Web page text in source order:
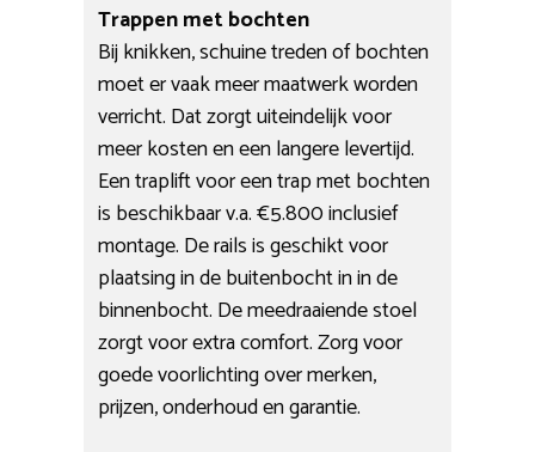
Trappen met bochten
Bij knikken, schuine treden of bochten
moet er vaak meer maatwerk worden
verricht. Dat zorgt uiteindelijk voor
meer kosten en een langere levertijd.
Een traplift voor een trap met bochten
is beschikbaar v.a. €5.800 inclusief
montage. De rails is geschikt voor
plaatsing in de buitenbocht in in de
binnenbocht. De meedraaiende stoel
zorgt voor extra comfort. Zorg voor
goede voorlichting over merken,
prijzen, onderhoud en garantie.